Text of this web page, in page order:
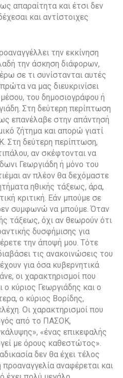
απαραίτητα και έτσι δεν
και αντίστοιχες
την εκκίνηση
την άσκηση διάφορων,
σε τι συνίστανται αυτές
να μας διευκρινίσει
του δημοσιογράφου ή
Στη δεύτερη περίπτωση
επανέλαβε στην απάντησή
ζήτημα και απορώ γιατί
Στη δεύτερη περίπτωση,
αν σκέφτονται να
Γεωργιάδη ή μόνο του
αν πλέον θα δεχόμαστε
ηθικής τάξεως, άρα,
κριτική. Εάν μπούμε σε
συμφωνώ να μπούμε. Όταν
τάξεως, όχι αν θεωρούν ότι
δυσφήμισης για
την άποψή μου. Τότε
τις ανακοινώσεις του
για όσα κυβερνητικά
οι χαρακτηρισμοί που
ο κύριος Γεωργιάδης και ο
ο κύριος Βορίδης,
Οι χαρακτηρισμοί που
από το ΠΑΣΟΚ,
«ένας επικεφαλής
με όρους καθεστώτος».
δεν θα έχει τέλος
αναφέρεται και